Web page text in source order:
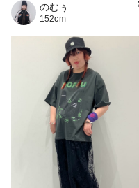
のむぅ
152cm